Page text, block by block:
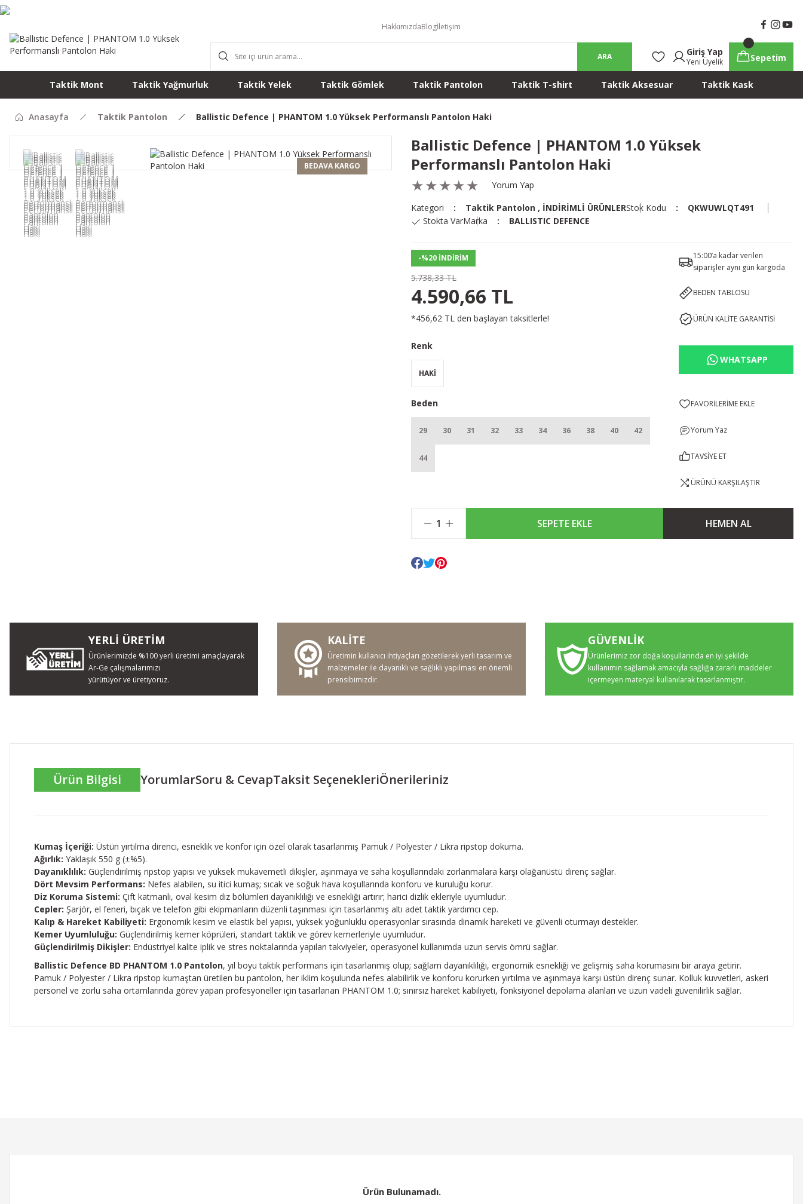
HakkımızdaBlogİletişim
ARA Giriş Yap
Yeni Üyelik Sepetim
Taktik Mont Taktik Yağmurluk Taktik Yelek Taktik Gömlek Taktik Pantolon Taktik T-shirt Taktik Aksesuar Taktik Kask
Anasayfa Taktik Pantolon Ballistic Defence | PHANTOM 1.0 Yüksek Performanslı Pantolon Haki
BEDAVA KARGO
Ballistic Defence | PHANTOM 1.0 Yüksek
Performanslı Pantolon Haki
Yorum Yap
Kategori
Taktik Pantolon , İNDİRİMLİ ÜRÜNLERStok Kodu
QKWUWLQT491
Stokta VarMarka BALLISTIC DEFENCE
-%20 İNDİRİM
5.738,33 TL
4.590,66 TL
*456,62 TL den başlayan taksitlerle!
Renk
HAKİ
Beden
29 30 31 32 33 34 36 38 40 42
44
15:00’a kadar verilen
siparişler aynı gün kargoda
BEDEN TABLOSU
ÜRÜN KALİTE GARANTİSİ
WHATSAPP
Yorum Yaz
TAVSİYE ET
ÜRÜNÜ KARŞILAŞTIR
SEPETE EKLE HEMEN AL
YERLİ ÜRETİM
Ürünlerimizde %100 yerli üretimi amaçlayarak
Ar-Ge çalışmalarımızı
yürütüyor ve üretiyoruz.
KALİTE
Üretimin kullanıcı ihtiyaçları gözetilerek yerli tasarım ve
malzemeler ile dayanıklı ve sağlıklı yapılması en önemli
prensibimizdir.
GÜVENLİK
Ürünlerimiz zor doğa koşullarında en iyi şekilde
kullanımın sağlamak amacıyla sağlığa zararlı maddeler
içermeyen materyal kullanılarak tasarlanmıştır.
Ürün Bilgisi YorumlarSoru & CevapTaksit SeçenekleriÖnerileriniz
Kumaş İçeriği: Üstün yırtılma direnci, esneklik ve konfor için özel olarak tasarlanmış Pamuk / Polyester / Likra ripstop dokuma.
Ağırlık: Yaklaşık 550 g (±%5).
Dayanıklılık: Güçlendirilmiş ripstop yapısı ve yüksek mukavemetli dikişler, aşınmaya ve saha koşullarındaki zorlanmalara karşı olağanüstü direnç sağlar.
Dört Mevsim Performans: Nefes alabilen, su itici kumaş; sıcak ve soğuk hava koşullarında konforu ve kuruluğu korur.
Diz Koruma Sistemi: Çift katmanlı, oval kesim diz bölümleri dayanıklılığı ve esnekliği artırır; harici dizlik ekleriyle uyumludur.
Cepler: Şarjör, el feneri, bıçak ve telefon gibi ekipmanların düzenli taşınması için tasarlanmış altı adet taktik yardımcı cep.
Kalıp & Hareket Kabiliyeti: Ergonomik kesim ve elastik bel yapısı, yüksek yoğunluklu operasyonlar sırasında dinamik hareketi ve güvenli oturmayı destekler.
Kemer Uyumluluğu: Güçlendirilmiş kemer köprüleri, standart taktik ve görev kemerleriyle uyumludur.
Güçlendirilmiş Dikişler: Endüstriyel kalite iplik ve stres noktalarında yapılan takviyeler, operasyonel kullanımda uzun servis ömrü sağlar.
Ballistic Defence BD PHANTOM 1.0 Pantolon, yıl boyu taktik performans için tasarlanmış olup; sağlam dayanıklılığı, ergonomik esnekliği ve gelişmiş saha korumasını bir araya getirir.
Pamuk / Polyester / Likra ripstop kumaştan üretilen bu pantolon, her iklim koşulunda nefes alabilirlik ve konforu korurken yırtılma ve aşınmaya karşı üstün direnç sunar. Kolluk kuvvetleri, askeri
personel ve zorlu saha ortamlarında görev yapan profesyoneller için tasarlanan PHANTOM 1.0; sınırsız hareket kabiliyeti, fonksiyonel depolama alanları ve uzun vadeli güvenilirlik sağlar.
Ürün Bulunamadı.